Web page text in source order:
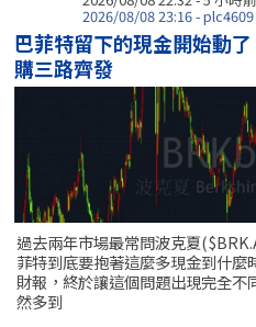
2026/08/08 23:16 - plc4609
巴菲特留下的現金開始動
購三路齊發
過去兩年市場最常問波克夏
菲特到底要抱著這麼多現金到什
財報，終於讓這個問題出現完全
然多到